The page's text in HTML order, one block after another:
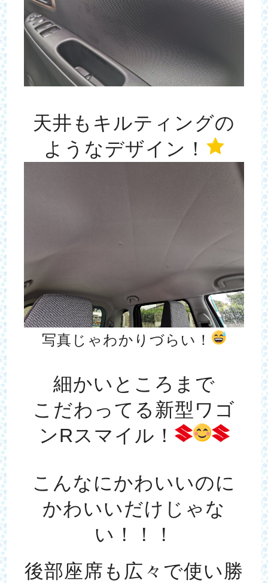
天井もキルティングの
ようなデザイン！
写真じゃわかりづらい！
細かいところまで
こだわってる新型ワゴ
ンRスマイル！
こんなにかわいいのに
かわいいだけじゃな
い！！！
後部座席も広々で使い勝